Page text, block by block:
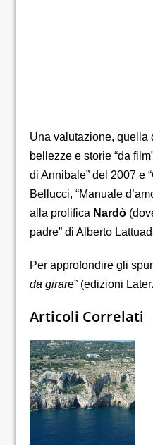
Una valutazione, quella
bellezze e storie “da
di Annibale” del 2007 e
Bellucci, “Manuale
alla prolifica Nardò
padre” di Alberto
Per approfondire gli
da girare” (edizioni
Articoli Correlati